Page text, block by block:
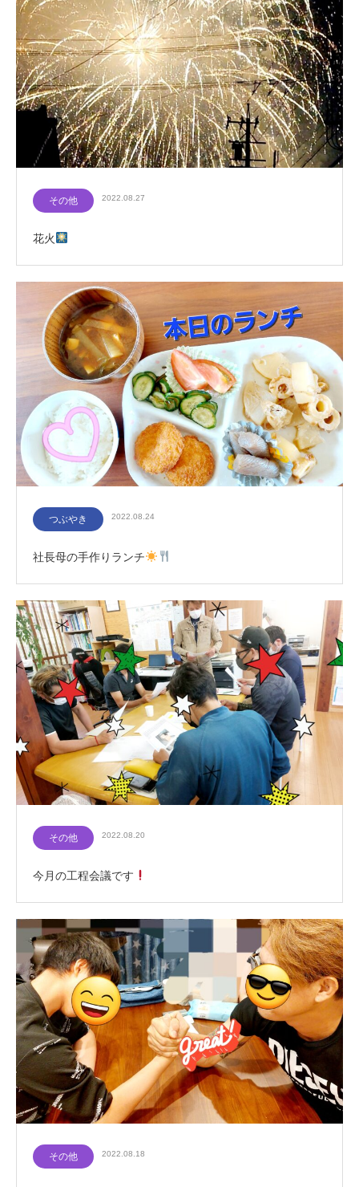
その他 2022.08.27
花火
つぶやき 2022.08.24
社長母の手作りランチ
その他 2022.08.20
今月の工程会議です
その他 2022.08.18